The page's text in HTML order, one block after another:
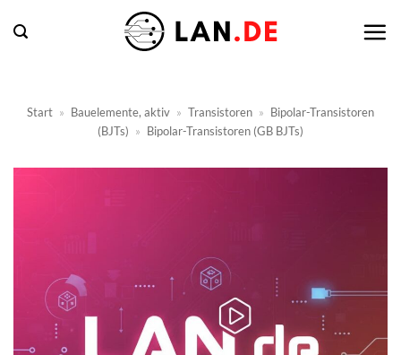
Inhalt
Start » Bauelemente, aktiv » Transistoren » Bipolar-Transistoren
(BJTs) » Bipolar-Transistoren (GB BJTs)